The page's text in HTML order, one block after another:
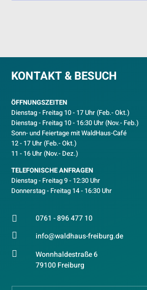
KONTAKT & BESUCH
ÖFFNUNGSZEITEN
Dienstag - Freitag 10 - 17 Uhr (Feb.- Okt.)
Dienstag - Freitag 10 - 16:30 Uhr (Nov.- Feb.)
Sonn- und Feiertage mit WaldHaus-Café
12 - 17 Uhr (Feb.- Okt.)
11 - 16 Uhr (Nov.- Dez.)
TELEFONISCHE ANFRAGEN
Dienstag - Freitag 9 - 12:30 Uhr
Donnerstag - Freitag 14 - 16:30 Uhr
 0761 - 896 477 10
 info@waldhaus-freiburg.de

Wonnhaldestraße 6
79100 Freiburg